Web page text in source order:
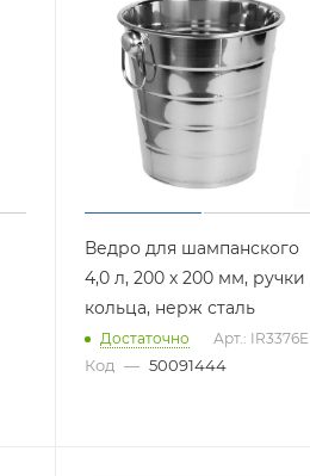
Ведро для шампанского
4,0 л, 200 х 200 мм, ручки
кольца, нерж сталь
Достаточно Арт.: IR3376E
Код — 50091444